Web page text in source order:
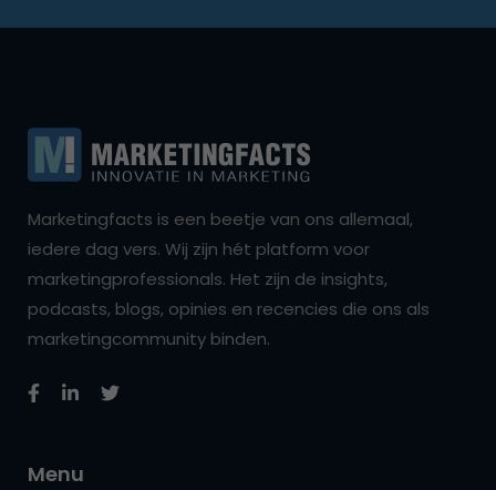
Marketingfacts is een beetje van ons allemaal,
iedere dag vers. Wij zijn hét platform voor
marketingprofessionals. Het zijn de insights,
podcasts, blogs, opinies en recencies die ons als
marketingcommunity binden.
Menu